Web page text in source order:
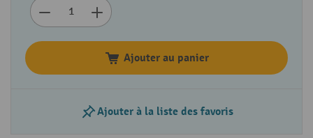
Ajouter au panier
Ajouter à la liste des favoris